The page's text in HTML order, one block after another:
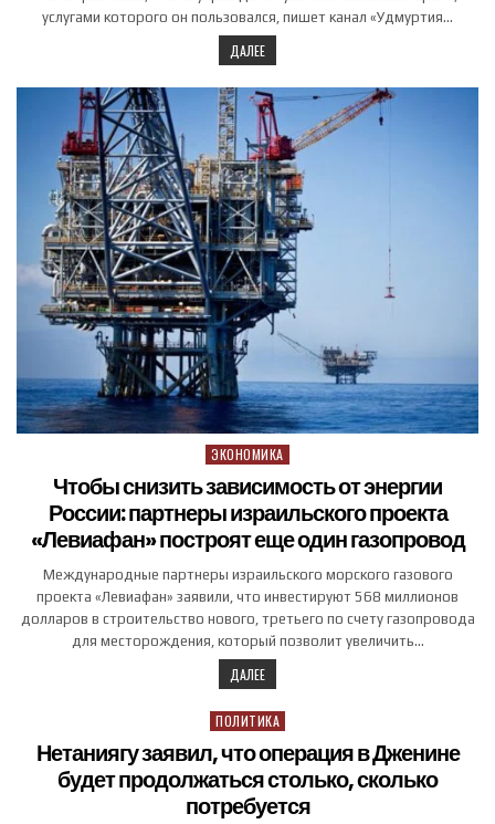
услугами которого он пользовался, пишет канал «Удмуртия…
ДАЛЕЕ
Posted in
ЭКОНОМИКА
Чтобы снизить зависимость от энергии
России: партнеры израильского проекта
«Левиафан» построят еще один газопровод
Международные партнеры израильского морского газового
проекта «Левиафан» заявили, что инвестируют 568 миллионов
долларов в строительство нового, третьего по счету газопровода
для месторождения, который позволит увеличить…
ДАЛЕЕ
Posted in
ПОЛИТИКА
Нетаниягу заявил, что операция в Дженине
будет продолжаться столько, сколько
потребуется